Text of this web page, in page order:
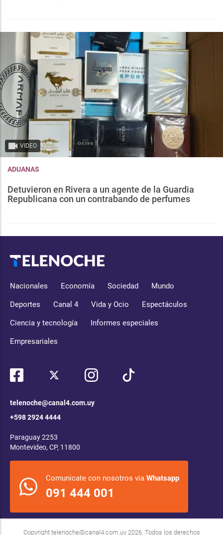
VIDEO
ADUANAS
Detuvieron en Rivera a un agente de la Guardia
Republicana con un contrabando de perfumes
Nacionales Economía Sociedad Mundo
Deportes Canal 4 Vida y Ocio Espectáculos
Ciencia y tecnología Informes especiales
Empresariales
telenoche@canal4.com.uy
+598 2924 4444
Paraguay 2253
Montevideo, CP, 11800
Comunicate con nosotros via Whatsapp
091 444 001
Copyright telenoche@canal4.com.uy2026. Todos los derechos